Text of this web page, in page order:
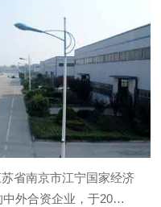
省南京市江宁国家经济
中外合资企业，于20…